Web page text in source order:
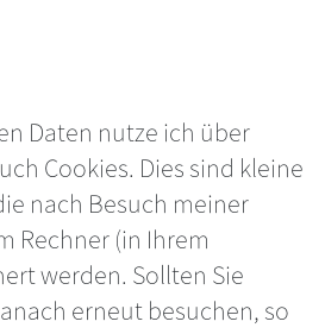
Daten nutze ich über
Cookies. Dies sind kleine
nach Besuch meiner
Rechner (in Ihrem
werden. Sollten Sie
erneut besuchen, so